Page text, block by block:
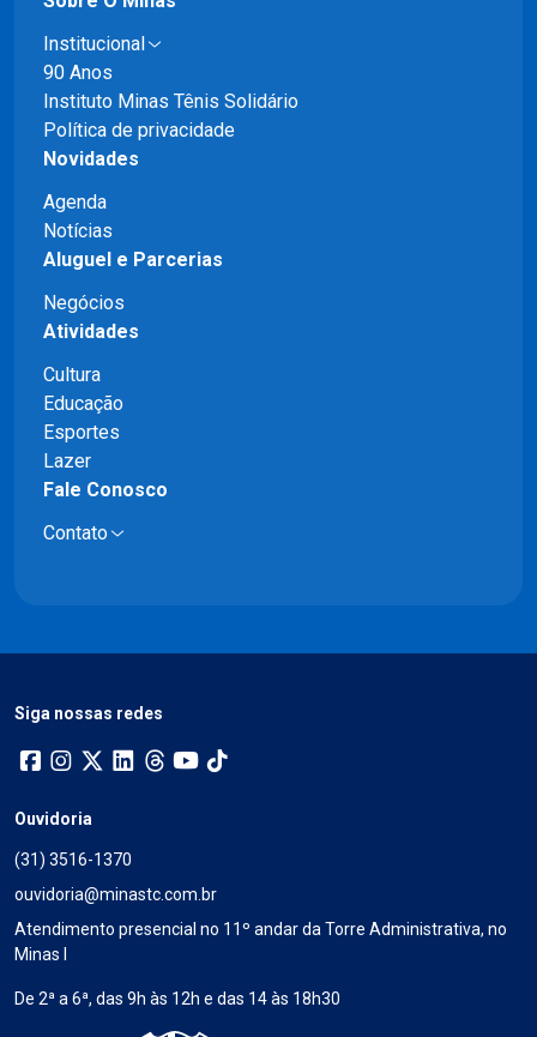
Institucional
90 Anos
Instituto Minas Tênis Solidário
Política de privacidade
Novidades
Agenda
Notícias
Aluguel e Parcerias
Negócios
Atividades
Cultura
Educação
Esportes
Lazer
Fale Conosco
Contato
Siga nossas redes
Ouvidoria
(31) 3516-1370
ouvidoria@minastc.com.br
Atendimento presencial no 11º andar da Torre Administrativa, no
Minas I
De 2ª a 6ª, das 9h às 12h e das 14 às 18h30